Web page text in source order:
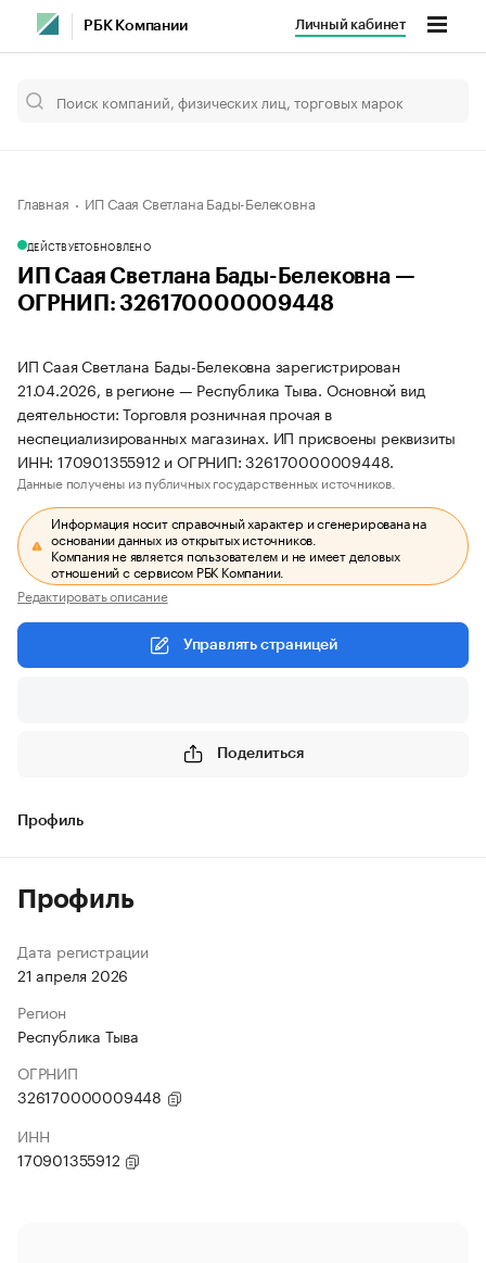
РБК Компании Личный кабинет
Главная ИП Саая Светлана Бады-Белековна
ДЕЙСТВУЕТОБНОВЛЕНО
ИП Саая Светлана Бады-Белековна —
ОГРНИП: 326170000009448
ИП Саая Светлана Бады-Белековна зарегистрирован
21.04.2026, в регионе — Республика Тыва. Основной вид
деятельности: Торговля розничная прочая в
неспециализированных магазинах. ИП присвоены реквизиты
ИНН: 170901355912 и ОГРНИП: 326170000009448.
Данные получены из публичных государственных источников.
Информация носит справочный характер и сгенерирована на
основании данных из открытых источников.
Компания не является пользователем и не имеет деловых
отношений с сервисом РБК Компании.
Редактировать описание
Управлять страницей
Поделиться
Профиль
Профиль
Дата регистрации
21 апреля 2026
Регион
Республика Тыва
ОГРНИП
326170000009448
ИНН
170901355912